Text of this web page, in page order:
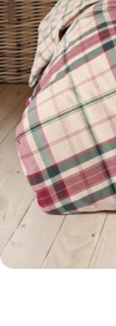
medyasını modda